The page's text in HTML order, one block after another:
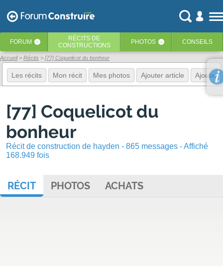
FORUM ‹ RÉCITS DE
CONSTRUCTIONS
PHOTOS ‹ CONSEILS
Accueil Récits [77] Coquelicot du bonheur
Les récits Mon récit Mes photos Ajouter article Ajouter
[77] Coquelicot du
bonheur
Récit de construction de hayden - 865 messages - Affiché
168.949 fois
RÉCIT PHOTOS ACHATS